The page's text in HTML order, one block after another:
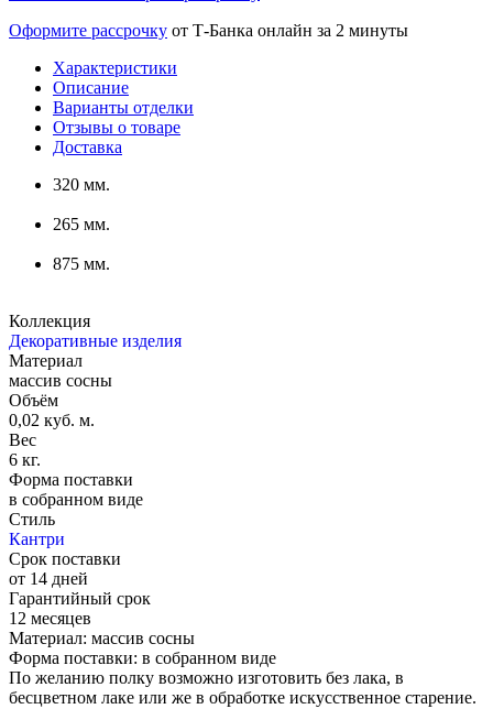
Оформите рассрочку от Т-Банка онлайн за 2 минуты
Характеристики
Описание
Варианты отделки
Отзывы о товаре
Доставка
320 мм.
265 мм.
875 мм.
Коллекция
Декоративные изделия
Материал
массив сосны
Объём
0,02 куб. м.
Вес
6 кг.
Форма поставки
в собранном виде
Стиль
Кантри
Срок поставки
от 14 дней
Гарантийный срок
12 месяцев
Материал: массив сосны
Форма поставки: в собранном виде
По желанию полку возможно изготовить без лака, в
бесцветном лаке или же в обработке искусственное старение.